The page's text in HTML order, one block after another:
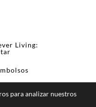
Living:
para analizar nuestros